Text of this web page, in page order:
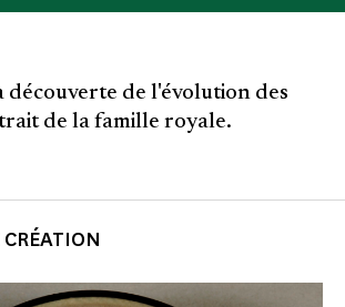
découverte de l'évolution des
de la famille royale.